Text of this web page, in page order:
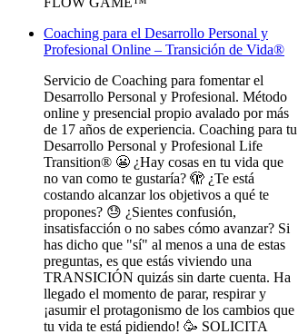
Coaching para el Desarrollo Personal y
Profesional Online – Transición de Vida®
Servicio de Coaching para fomentar el
Desarrollo Personal y Profesional. Método
online y presencial propio avalado por más
de 17 años de experiencia. Coaching para tu
Desarrollo Personal y Profesional Life
Transition® 😬 ¿Hay cosas en tu vida que
no van como te gustaría? 🫣 ¿Te está
costando alcanzar los objetivos a qué te
propones? 😓 ¿Sientes confusión,
insatisfacción o no sabes cómo avanzar? Si
has dicho que "sí" al menos a una de estas
preguntas, es que estás viviendo una
TRANSICIÓN quizás sin darte cuenta. Ha
llegado el momento de parar, respirar y
¡asumir el protagonismo de los cambios que
tu vida te está pidiendo! 🥳 SOLICITA